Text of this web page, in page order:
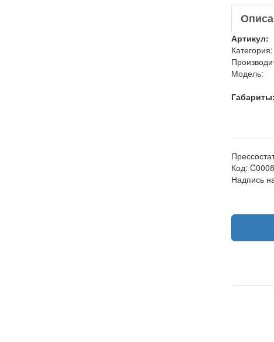
Артикул:
Категория:
Модель:
Габариты:
Код:
Надпись